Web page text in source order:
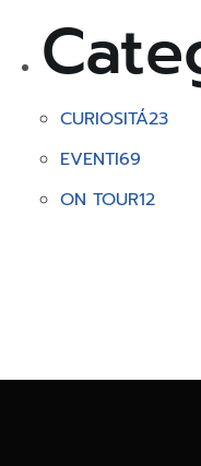
CURIOSITÁ23
EVENTI69
ON TOUR12